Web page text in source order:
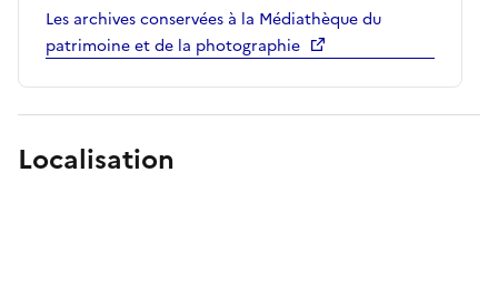
Les archives conservées à la Médiathèque du
patrimoine et de la photographie
Localisation